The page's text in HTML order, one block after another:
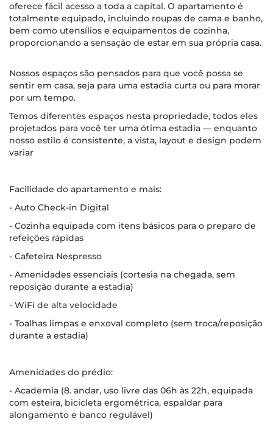
oferece fácil acesso a toda a capital. O apartamento é
totalmente equipado, incluindo roupas de cama e banho,
bem como utensílios e equipamentos de cozinha,
proporcionando a sensação de estar em sua própria casa.
Nossos espaços são pensados para que você possa se
sentir em casa, seja para uma estadia curta ou para morar
por um tempo.
Temos diferentes espaços nesta propriedade, todos eles
projetados para você ter uma ótima estadia — enquanto
nosso estilo é consistente, a vista, layout e design podem
variar
Facilidade do apartamento e mais:
- Auto Check-in Digital
- Cozinha equipada com itens básicos para o preparo de
refeições rápidas
- Cafeteira Nespresso
- Amenidades essenciais (cortesia na chegada, sem
reposição durante a estadia)
- WiFi de alta velocidade
- Toalhas limpas e enxoval completo (sem troca/reposição
durante a estadia)
Amenidades do prédio:
- Academia (8. andar, uso livre das 06h às 22h, equipada
com esteira, bicicleta ergométrica, espaldar para
alongamento e banco regulável)